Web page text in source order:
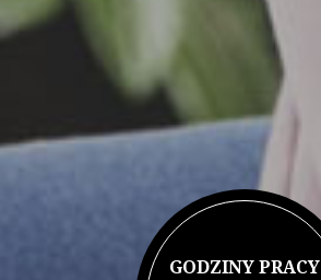
GODZINY PRACY